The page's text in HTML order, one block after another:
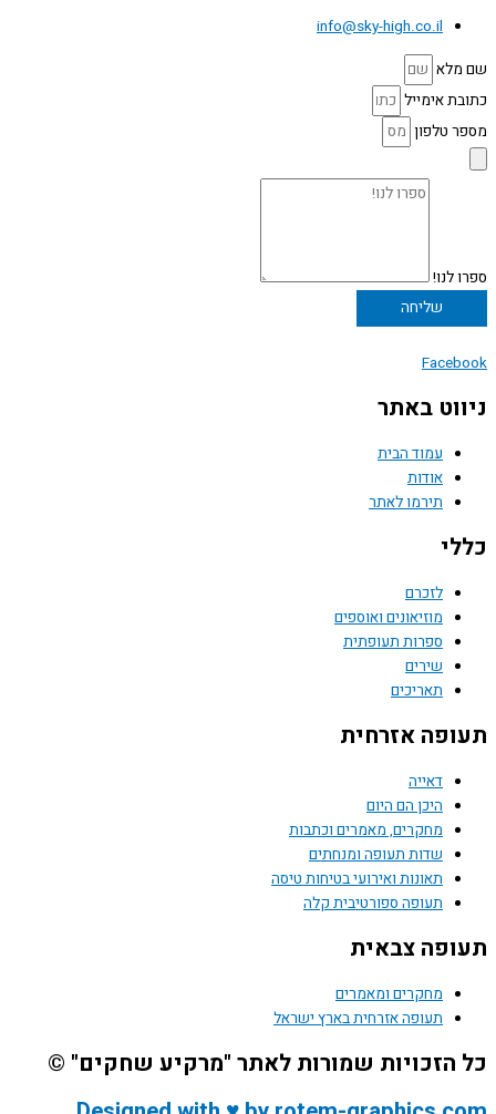
info@sky-high.co.il
שם מלא
כתובת אימייל
מספר טלפון
ספרו לנו!
שליחה
Facebook
ניווט באתר
עמוד הבית
אודות
תירמו לאתר
כללי
לזכרם
מוזיאונים ואוספים
ספרות תעופתית
שירים
תאריכים
תעופה אזרחית
דאייה
היכן הם היום
מחקרים, מאמרים וכתבות
שדות תעופה ומנחתים
תאונות ואירועי בטיחות טיסה
תעופה ספורטיבית קלה
תעופה צבאית
מחקרים ומאמרים
תעופה אזרחית בארץ ישראל
כל הזכויות שמורות לאתר "מרקיע שחקים" ©